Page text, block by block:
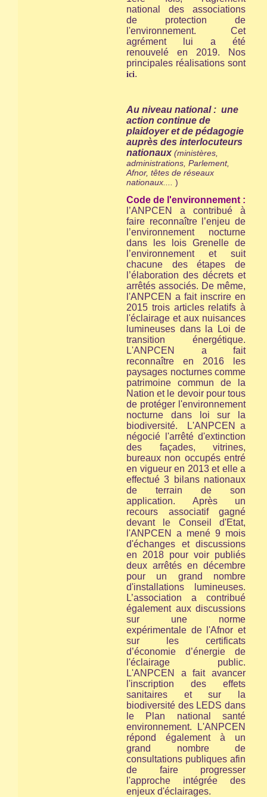
national des associations
de protection de
l'environnement. Cet
agrément lui a été
renouvelé en 2019. Nos
principales réalisations sont
ici.
Au niveau national : une
action continue de
plaidoyer et de pédagogie
auprès des interlocuteurs
nationaux (ministères,
administrations, Parlement,
Afnor, têtes de réseaux
nationaux....
)
Code de l'environnement :
l’ANPCEN a contribué à
faire reconnaître l’enjeu de
l’environnement nocturne
dans les lois Grenelle de
l’environnement et suit
chacune des étapes de
l’élaboration des décrets et
arrêtés associés. De même,
l'ANPCEN a fait inscrire en
2015 trois articles relatifs à
l'éclairage et aux nuisances
lumineuses dans la Loi de
transition énergétique.
L'ANPCEN a fait
reconnaître en 2016 les
paysages nocturnes comme
patrimoine commun de la
Nation et le devoir pour tous
de protéger l'environnement
nocturne dans loi sur la
biodiversité.
L'ANPCEN a
négocié l'arrêté d'extinction
des façades, vitrines,
bureaux non occupés entré
en vigueur en 2013 et elle a
effectué 3 bilans nationaux
de terrain de son
application. Après un
recours associatif gagné
devant le Conseil d'Etat,
l'ANPCEN a mené 9 mois
d'échanges et discussions
en 2018 pour voir publiés
deux arrêtés en décembre
pour un grand nombre
d'installations lumineuses.
L’association a contribué
également aux discussions
sur une norme
expérimentale de l'Afnor et
sur les certificats
d’économie d’énergie de
l'éclairage public.
L'ANPCEN a fait avancer
l'inscription des effets
sanitaires et sur la
biodiversité des LEDS dans
le Plan national santé
environnement. L'ANPCEN
répond également à un
grand nombre de
consultations publiques afin
de faire progresser
l'approche intégrée des
enjeux d'éclairages.